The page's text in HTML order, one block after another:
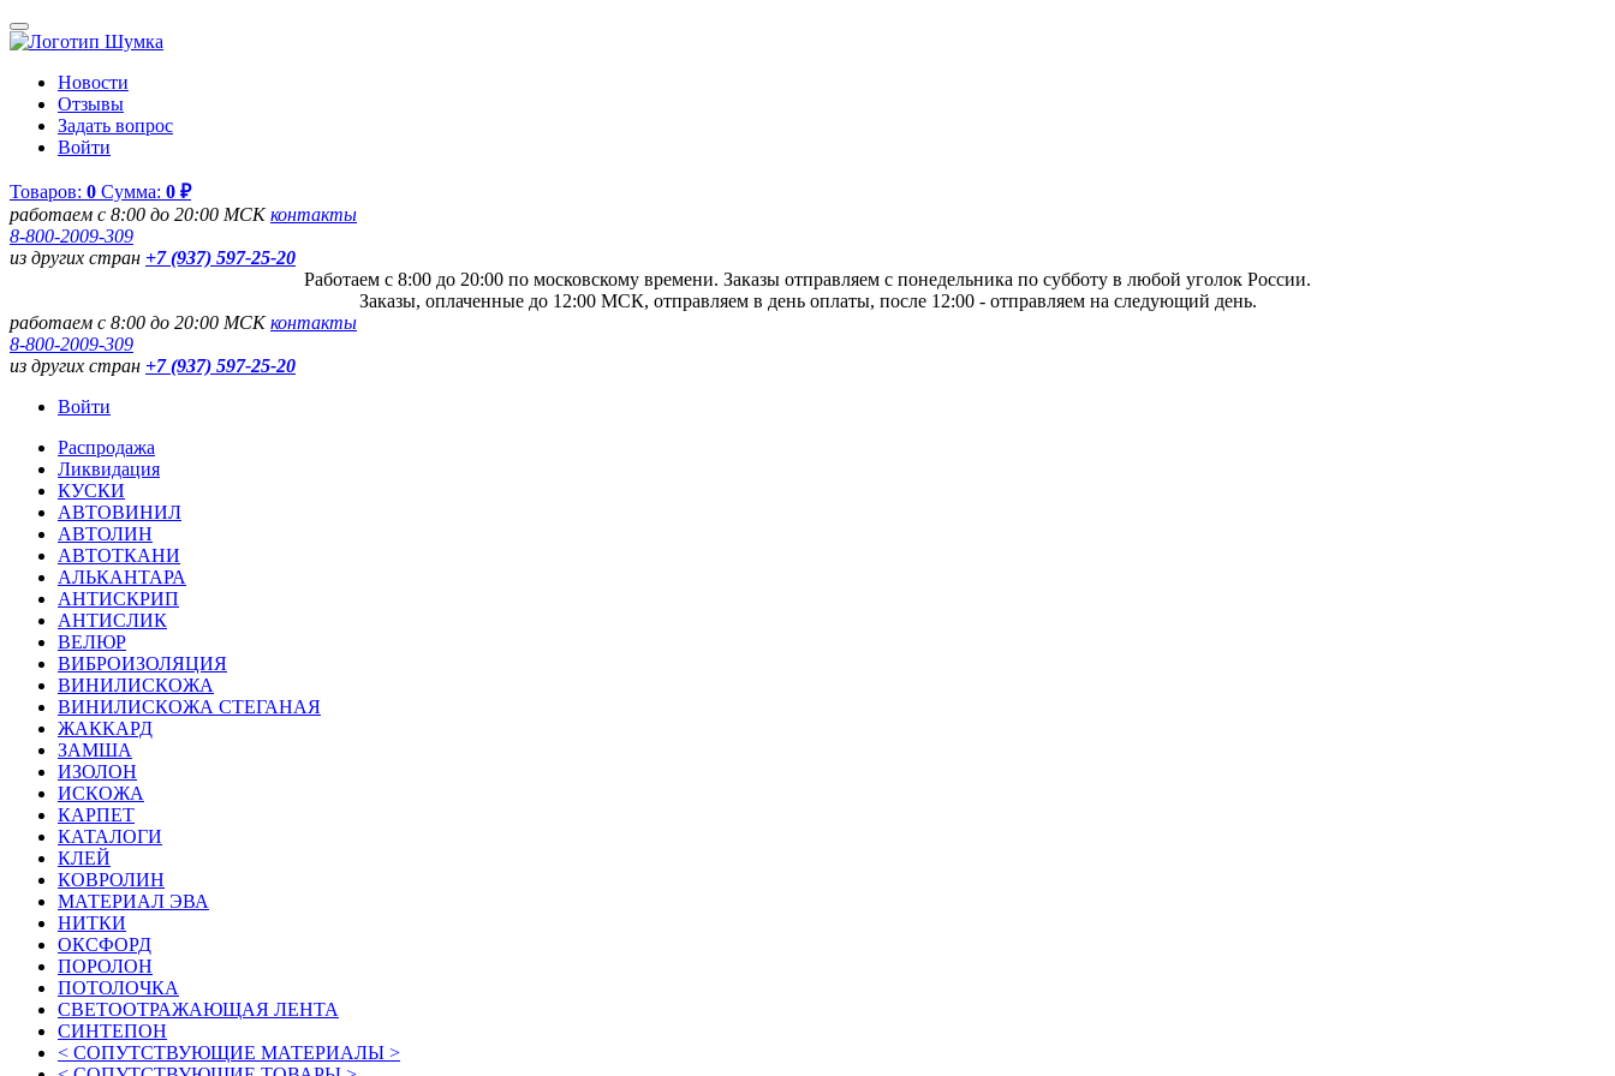
Новости
Отзывы
Задать вопрос
Войти
Товаров: 0 Сумма: 0 ₽
работаем с 8:00 до 20:00 МСКконтакты
8-800-2009-309
из других стран +7 (937) 597-25-20
Работаем с 8:00 до 20:00 по московскому времени. Заказы отправляем с понедельника по субботу в любой уголок России.
Заказы, оплаченные до 12:00 МСК, отправляем в день оплаты, после 12:00 - отправляем на следующий день.
работаем с 8:00 до 20:00 МСКконтакты
8-800-2009-309
из других стран +7 (937) 597-25-20
Войти
Распродажа
Ликвидация
КУСКИ
АВТОВИНИЛ
АВТОЛИН
АВТОТКАНИ
АЛЬКАНТАРА
АНТИСКРИП
АНТИСЛИК
ВЕЛЮР
ВИБРОИЗОЛЯЦИЯ
ВИНИЛИСКОЖА
ВИНИЛИСКОЖА СТЕГАНАЯ
ЖАККАРД
ЗАМША
ИЗОЛОН
ИСКОЖА
КАРПЕТ
КАТАЛОГИ
КЛЕЙ
КОВРОЛИН
МАТЕРИАЛ ЭВА
НИТКИ
ОКСФОРД
ПОРОЛОН
ПОТОЛОЧКА
СВЕТООТРАЖАЮЩАЯ ЛЕНТА
СИНТЕПОН
< СОПУТСТВУЮЩИЕ МАТЕРИАЛЫ >